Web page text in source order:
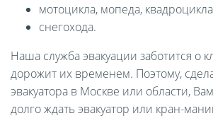
мотоцикла, мопеда,
снегохода.
Наша служба эвакуации заботится о
дорожит их временем. Поэтому,
эвакуатора в Москве или области,
долго ждать эвакуатор или кран-